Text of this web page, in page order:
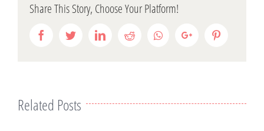
Share This Story, Choose Your Platform!
FacebookTwitterLinkedInRedditWhatsappGoogle+
Related Posts